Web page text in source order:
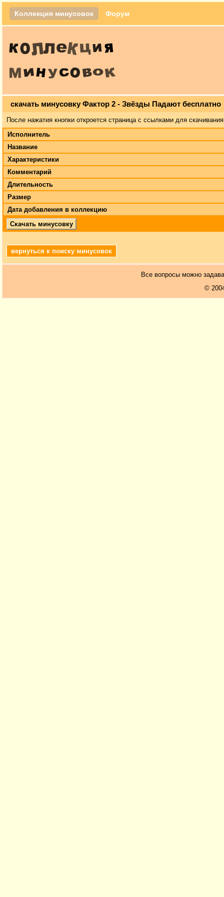
Коллекция минусовок Форум
скачать минусовку Фактор 2 - Звёзды Падают бесплатно
После нажатия кнопки откроется страница с ссылками для
Исполнитель
Название
Характеристики
Комментарий
Длительность
Размер
Дата добавления в коллекцию
Скачать минусовку
вернуться к поиску минусовок
Все вопросы можно
©